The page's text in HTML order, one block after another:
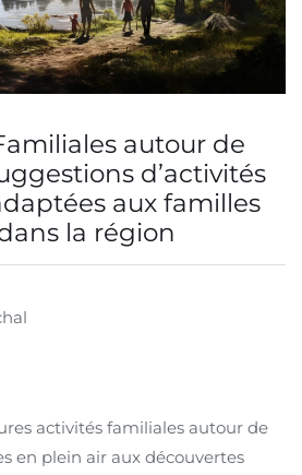
autour de
d’activités
aux familles
la région
activités familiales autour de
en plein air aux découvertes